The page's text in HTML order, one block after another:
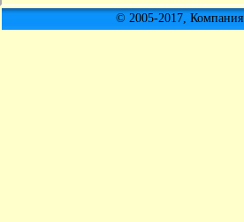
© 2005-2017, Компания